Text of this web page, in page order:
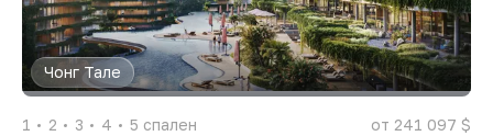
Чонг Тале
1 2 3 4 5 спален от 241 097 $